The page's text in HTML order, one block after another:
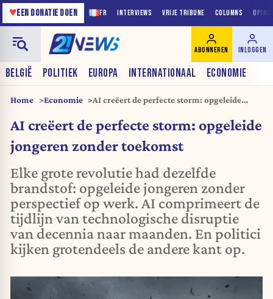
FR INTERVIEWS VRIJE TRIBUNE COLUMNS
♥EEN DONATIE DOEN
BELGIË POLITIEK EUROPA INTERNATIONAAL ECONOMIE
ABONNEREN INLOGGEN
Home Economie
AI creëert de perfecte storm: opgeleide
AI creëert de perfecte storm: opgeleide
jongeren zonder toekomst
Elke grote revolutie had dezelfde
brandstof: opgeleide jongeren zonder
perspectief op werk. AI comprimeert de
tijdlijn van technologische disruptie
van decennia naar maanden. En politici
kijken grotendeels de andere kant op.